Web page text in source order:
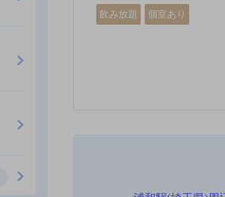
飲み放題 個室あり